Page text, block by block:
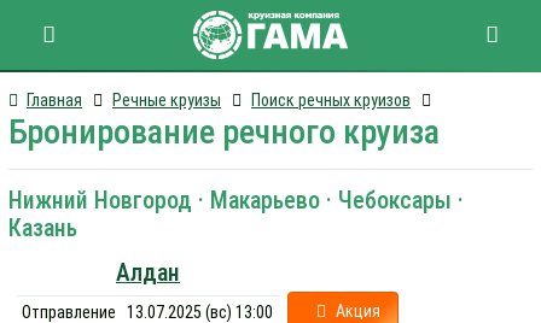
Главная Речные круизы Поиск речных круизов
Бронирование речного круиза
Нижний Новгород · Макарьево · Чебоксары ·
Казань
Алдан
Отправление
13.07.2025 (вс) 13:00
Акция